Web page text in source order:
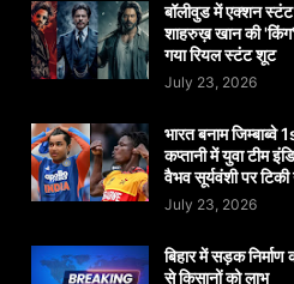
बॉलीवुड में एक्शन
शाहरुख़ खान की
गया रियल स्टंट शूट
July 23, 2026
भारत बनाम
कप्तानी में युवा टीम
वैभव सूर्यवंशी पर
July 23, 2026
बिहार में सड़क
से किसानों को लाभ